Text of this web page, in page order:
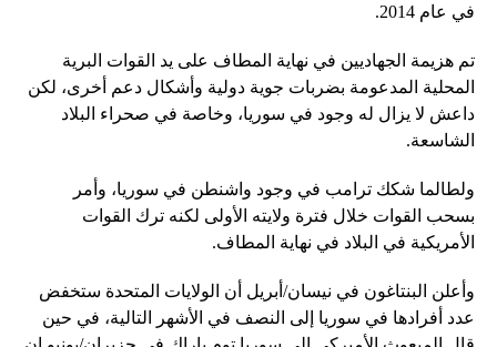
في عام 2014.
تم هزيمة الجهاديين في نهاية المطاف على يد القوات البرية
المحلية المدعومة بضربات جوية دولية وأشكال دعم أخرى، لكن
داعش لا يزال له وجود في سوريا، وخاصة في صحراء البلاد
الشاسعة.
ولطالما شكك ترامب في وجود واشنطن في سوريا، وأمر
بسحب القوات خلال فترة ولايته الأولى لكنه ترك القوات
الأمريكية في البلاد في نهاية المطاف.
وأعلن البنتاغون في نيسان/أبريل أن الولايات المتحدة ستخفض
عدد أفرادها في سوريا إلى النصف في الأشهر التالية، في حين